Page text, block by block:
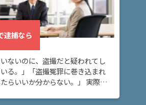
逮捕なら
いないのに、盗撮だと疑われてし
る。」「盗撮冤罪に巻き込まれ
らいいか分からない。」 実際は